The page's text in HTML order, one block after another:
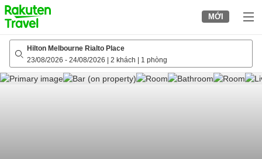
to
top
page
MỚI
Hilton Melbourne Rialto Place
23/08/2026 - 24/08/2026 2 khách 1 phòng